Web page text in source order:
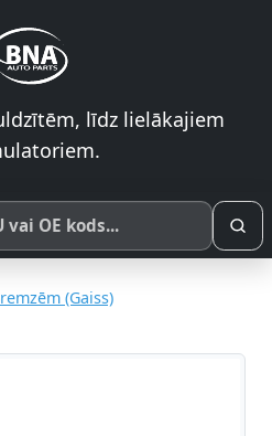
līdz lielākajiem
SKU vai OE koda
(Gaiss)